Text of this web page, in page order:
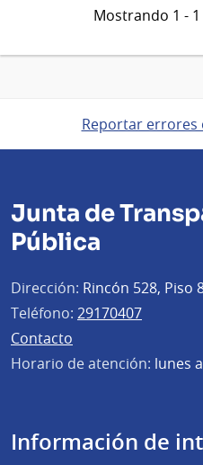
Mostrando 1 -
Reportar errores
Junta de
Pública
Dirección: Rincón 528, Piso
Teléfono: 29170407
Contacto
Horario de atención: lunes
Información de